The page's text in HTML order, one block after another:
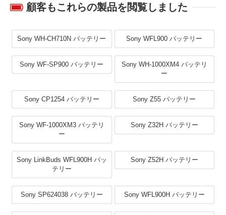
顧客もこれらの製品を閲覧しました
Sony WH-CH710N バッテリー Sony WFL900 バッテリー
Sony WF-SP900 バッテリー
Sony WH-1000XM4 バッテリ
ー
Sony CP1254 バッテリー Sony Z55 バッテリー
Sony WF-1000XM3 バッテリ
ー
Sony Z32H バッテリー
Sony LinkBuds WFL900H バッ
テリー
Sony Z52H バッテリー
Sony SP624038 バッテリー Sony WFL900H バッテリー